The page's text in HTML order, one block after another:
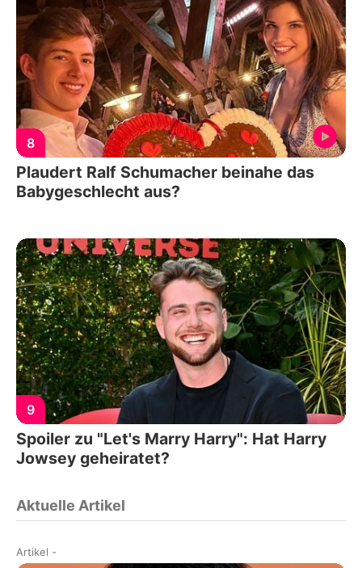
8
Plaudert Ralf Schumacher beinahe das
Babygeschlecht aus?
9
Spoiler zu "Let's Marry Harry": Hat Harry
Jowsey geheiratet?
Aktuelle Artikel
Artikel -